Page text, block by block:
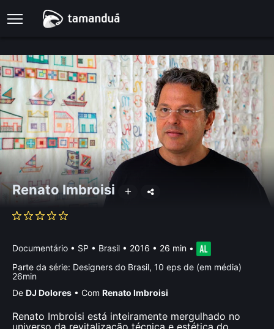
Renato Imbroisi
Documentário • SP • Brasil • 2016 • 26 min •
Parte da série: Designers do Brasil, 10 eps de (em média)
26min
De DJ Dolores • Com Renato Imbroisi
Renato Imbroisi está inteiramente mergulhado no
universo da revitalização técnica e estética do